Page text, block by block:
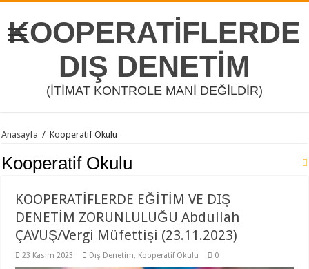
KOOPERATİFLERDE
DIŞ DENETİM
(İTİMAT KONTROLE MANİ DEĞİLDİR)
Anasayfa / Kooperatif Okulu
Kooperatif Okulu
KOOPERATİFLERDE EĞİTİM VE DIŞ
DENETİM ZORUNLULUĞU Abdullah
ÇAVUŞ/Vergi Müfettişi (23.11.2023)
23 Kasım 2023 Dış Denetim, Kooperatif Okulu 0